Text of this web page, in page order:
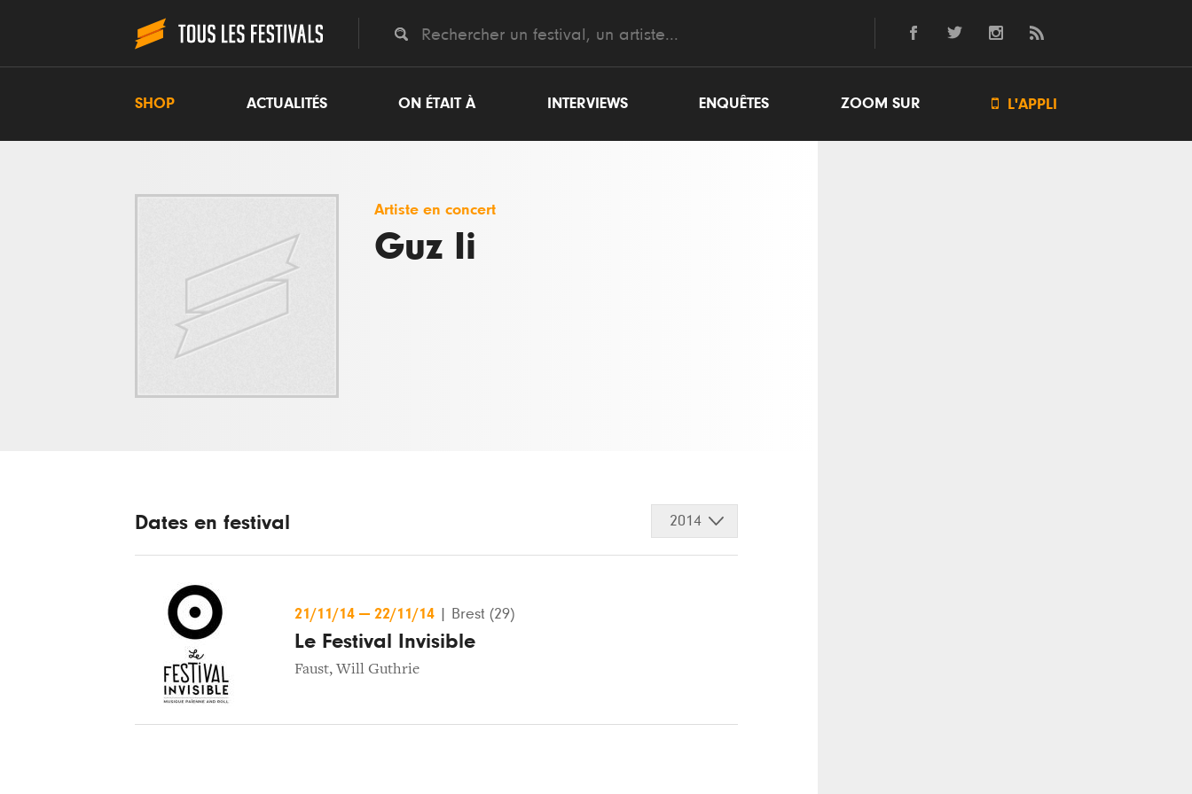
SHOP ACTUALITÉS ON ÉTAIT À INTERVIEWS ENQUÊTES ZOOM SUR  L'APPLI
Artiste en concert
Guz Ii
Dates en festival 2014
21/11/14 — 22/11/14 Brest (29)
Le Festival Invisible
Faust,Will Guthrie